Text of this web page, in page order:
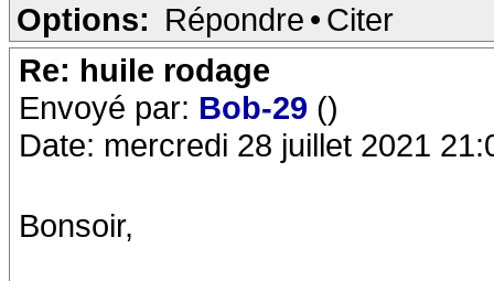
Options: Répondre • Citer
Re: huile rodage
Envoyé par: Bob-29 ()
Date: mercredi 28 juillet 2021
Bonsoir,